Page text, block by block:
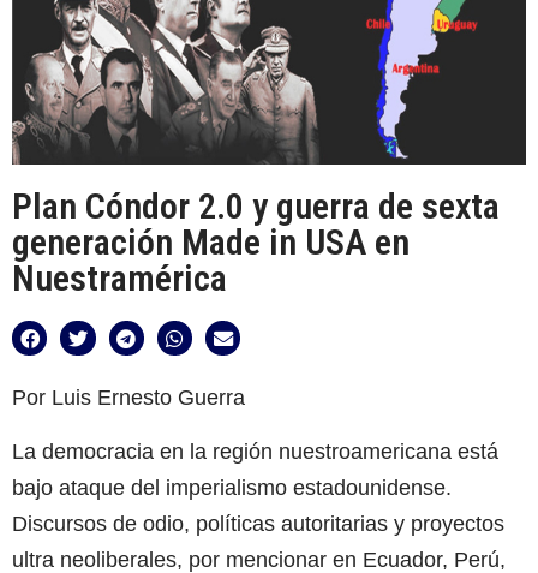
Plan Cóndor 2.0 y guerra de sexta
generación Made in USA en
Nuestramérica
Por Luis Ernesto Guerra
La democracia en la región nuestroamericana está
bajo ataque del imperialismo estadounidense.
Discursos de odio, políticas autoritarias y proyectos
ultra neoliberales, por mencionar en Ecuador, Perú,